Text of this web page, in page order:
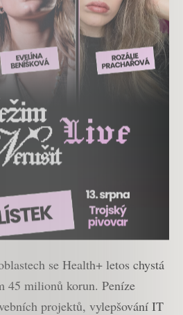
se Health+ letos chystá
45 milionů korun. Peníze
projektů, vylepšování IT